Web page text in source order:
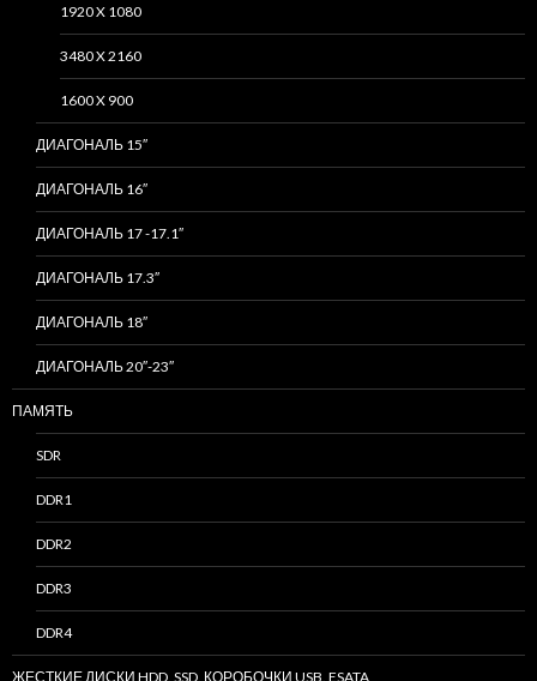
1920 X 1080
3480 X 2160
1600 X 900
ДИАГОНАЛЬ 15″
ДИАГОНАЛЬ 16″
ДИАГОНАЛЬ 17 -17.1″
ДИАГОНАЛЬ 17.3″
ДИАГОНАЛЬ 18″
ДИАГОНАЛЬ 20″-23″
ПАМЯТЬ
SDR
DDR1
DDR2
DDR3
DDR4
ЖЕСТКИЕ ДИСКИ HDD, SSD, КОРОБОЧКИ USB, ESATA